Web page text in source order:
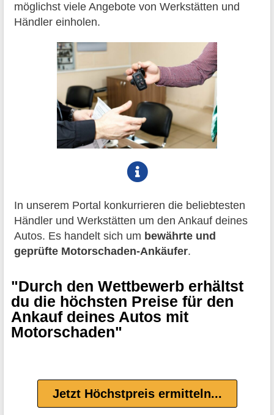
möglichst viele Angebote von Werkstätten und
Händler einholen.
In unserem Portal konkurrieren die beliebtesten
Händler und Werkstätten um den Ankauf deines
Autos. Es handelt sich um bewährte und
geprüfte Motorschaden-Ankäufer.
"Durch den Wettbewerb erhältst
du die höchsten Preise für den
Ankauf deines Autos mit
Motorschaden"
Jetzt Höchstpreis ermitteln...